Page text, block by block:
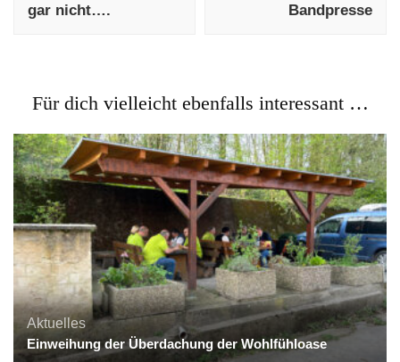
gar nicht….
Bandpresse
Für dich vielleicht ebenfalls interessant …
Aktuelles
Einweihung der Überdachung der Wohlfühloase